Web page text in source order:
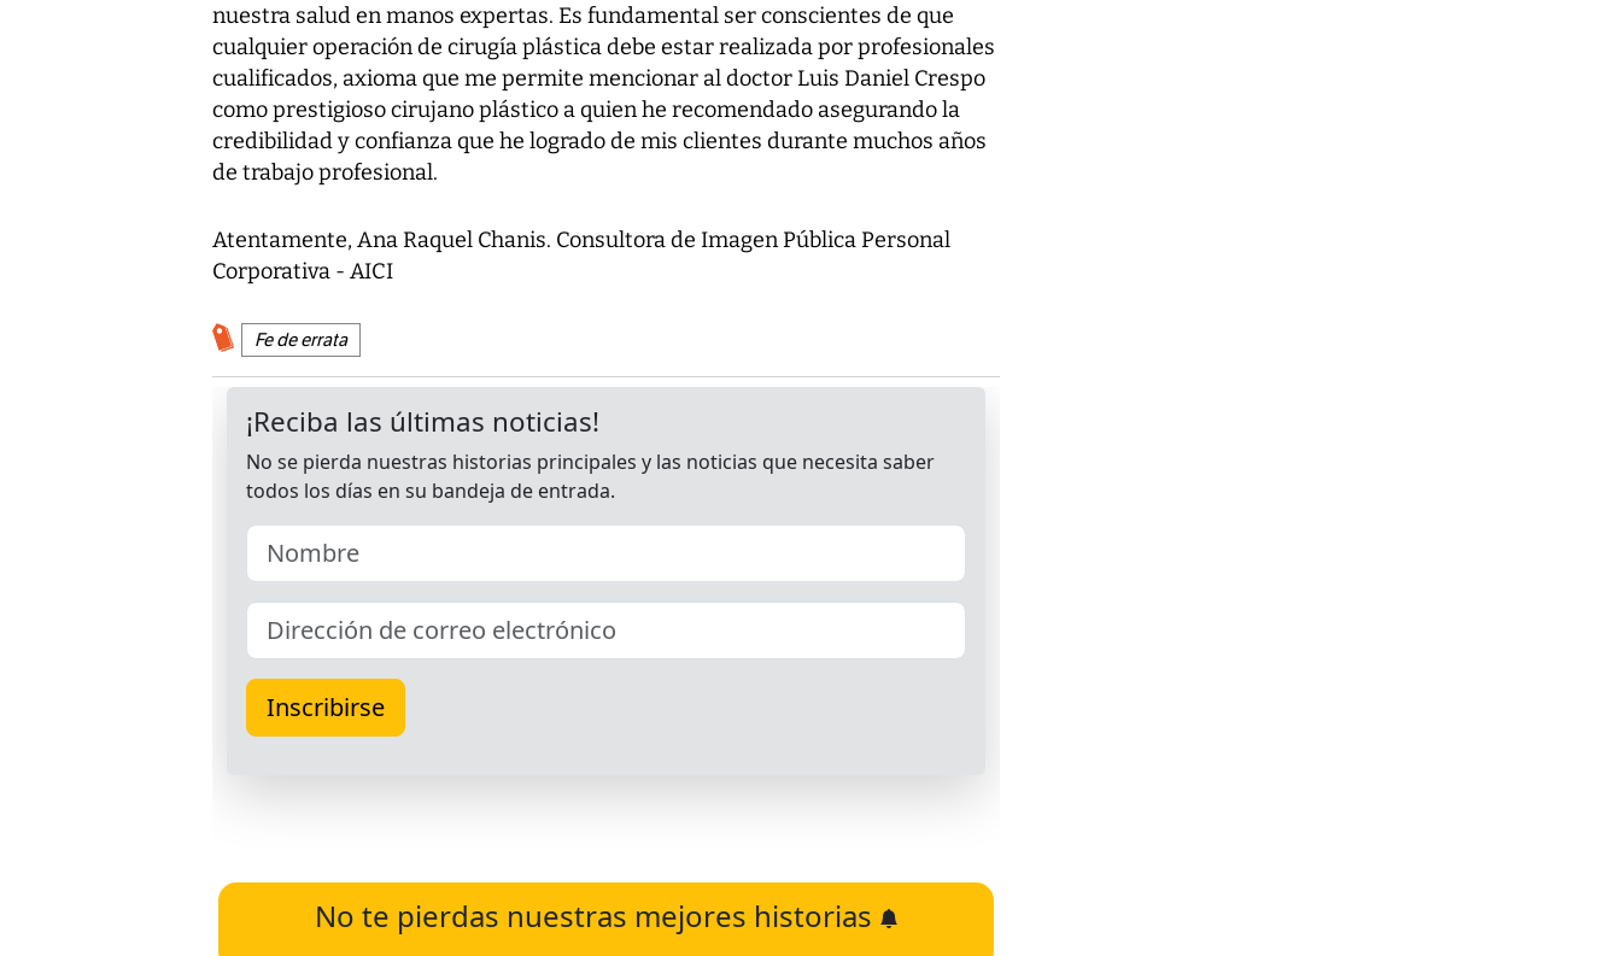
nuestra salud en manos expertas. Es fundamental ser conscientes de que
cualquier operación de cirugía plástica debe estar realizada por profesionales
cualificados, axioma que me permite mencionar al doctor Luis Daniel Crespo
como prestigioso cirujano plástico a quien he recomendado asegurando la
credibilidad y confianza que he logrado de mis clientes durante muchos años
de trabajo profesional.
Atentamente, Ana Raquel Chanis. Consultora de Imagen Pública Personal
Corporativa - AICI
Fe de errata
No te pierdas nuestras mejores historias